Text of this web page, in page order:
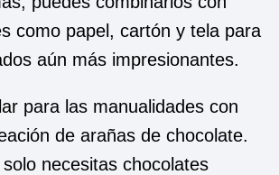
como papel, cartón y tela para
aún más impresionantes.
para las manualidades con
de arañas de chocolate.
necesitas chocolates